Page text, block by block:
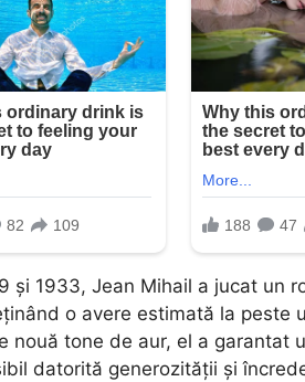
și 1933, Jean Mihail a jucat un
o avere estimată la peste
nouă tone de aur, el a garantat
datorită generozității și